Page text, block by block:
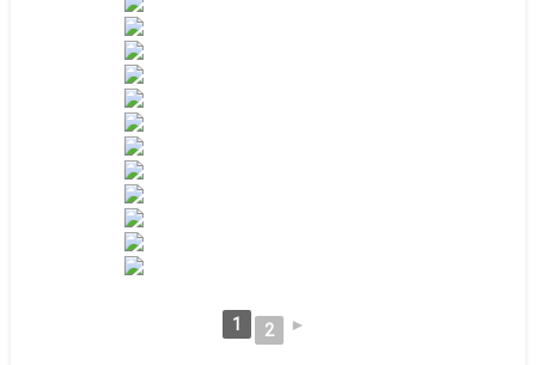
1 2 ►